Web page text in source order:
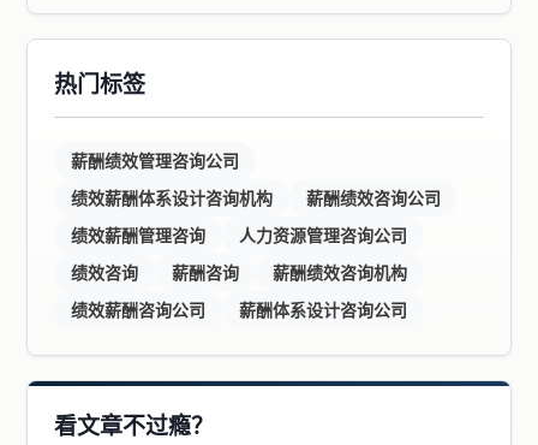
热门标签
薪酬绩效管理咨询公司
绩效薪酬体系设计咨询机构
薪酬绩效咨询公司
绩效薪酬管理咨询
人力资源管理咨询公司
绩效咨询
薪酬咨询
薪酬绩效咨询机构
绩效薪酬咨询公司
薪酬体系设计咨询公司
看文章不过瘾？